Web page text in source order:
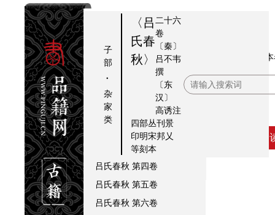
子
部
·
杂
家
类
〈吕
氏春
秋〉
二十六
卷
〔秦〕
吕不韦
撰
〔东
汉〕
高诱注
四部丛刊景
印明宋邦乂
等刻本
提要
吕氏春秋
吕氏春秋
第一卷
第二卷
第三卷
吕氏春秋 第四卷
吕氏春秋 第五卷
吕氏春秋 第六卷
氏
春
十